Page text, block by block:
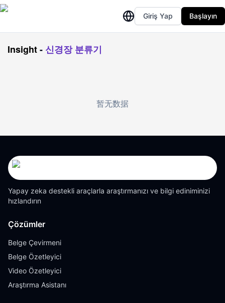
Giriş Yap Başlayın
Insight- 신경장 분류기
暂无数据
Yapay zeka destekli araçlarla araştırmanızı ve bilgi ediniminizi
hızlandırın
Çözümler
Belge Çevirmeni
Belge Özetleyici
Video Özetleyici
Araştırma Asistanı